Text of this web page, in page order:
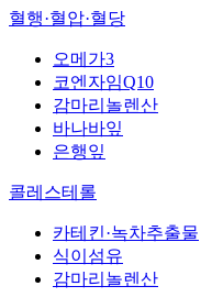
혈행·혈압·혈당
오메가3
코엔자임Q10
감마리놀렌산
바나바잎
은행잎
콜레스테롤
카테킨·녹차추출물
식이섬유
감마리놀렌산